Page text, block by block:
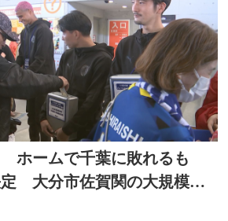
ホームで千葉に敗れるも
定 大分市佐賀関の大規模火